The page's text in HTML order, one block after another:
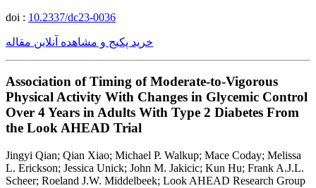
doi : 10.2337/dc23-0036
خرید پکیج و مشاهده آنلاین مقاله
Association of Timing of Moderate-to-Vigorous
Physical Activity With Changes in Glycemic Control
Over 4 Years in Adults With Type 2 Diabetes From
the Look AHEAD Trial
Jingyi Qian; Qian Xiao; Michael P. Walkup; Mace Coday; Melissa
L. Erickson; Jessica Unick; John M. Jakicic; Kun Hu; Frank A.J.L.
Scheer; Roeland J.W. Middelbeek; Look AHEAD Research Group